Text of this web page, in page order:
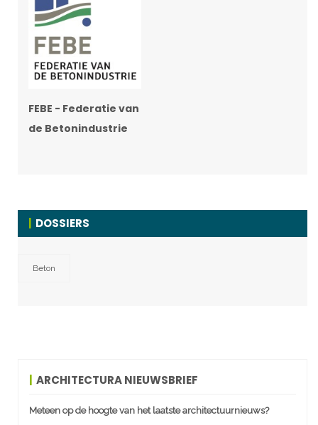
FEBE - Federatie van
de Betonindustrie
DOSSIERS
Beton
ARCHITECTURA NIEUWSBRIEF
Meteen op de hoogte van het laatste architectuurnieuws?